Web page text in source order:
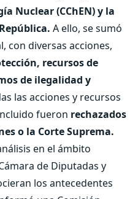
Nuclear (CChEN) y la
A ello, se sumó
con diversas acciones,
recursos de
de ilegalidad y
las acciones y recursos
fueron rechazados
o la Corte Suprema.
en el ámbito
de Diputadas y
los antecedentes